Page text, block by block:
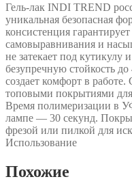
Гель-лак INDI TREND
уникальная безопасная
консистенция
самовыравнивания и
не затекает под кутикулу
безупречную стойкость до
создает комфорт в
топовыми покрытиями
Время полимеризации в
лампе — 30 секунд.
фрезой или пилкой для
Использование
Похожие